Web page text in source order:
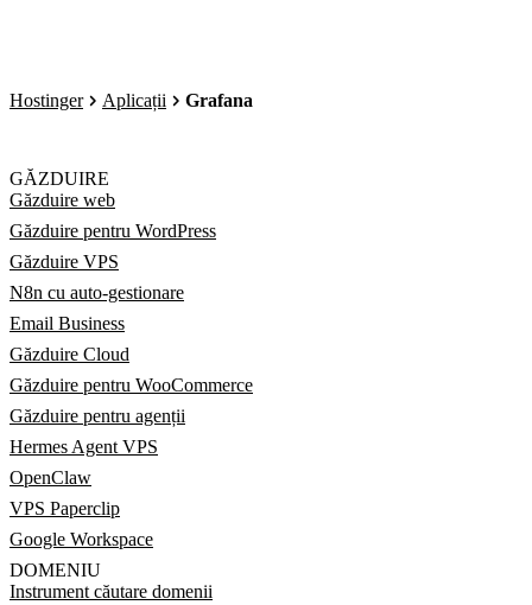
Hostinger Aplicații Grafana
GĂZDUIRE
Găzduire web
Găzduire pentru WordPress
Găzduire VPS
N8n cu auto-gestionare
Email Business
Găzduire Cloud
Găzduire pentru WooCommerce
Găzduire pentru agenții
Hermes Agent VPS
OpenClaw
VPS Paperclip
Google Workspace
DOMENIU
Instrument căutare domenii